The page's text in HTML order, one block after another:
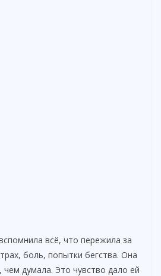
всё, что пережила за
боль, попытки бегства. Она
чем думала. Это чувство дало ей